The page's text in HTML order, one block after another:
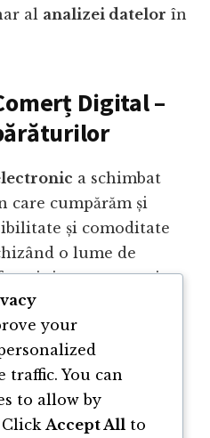
al analizei datelor în
Digital –
a schimbat
care cumpărăm și
și comoditate
o lume de
și consumatori
în e-commerce
pe client
pentru a
procesul de
your
traffic. You can
to allow by
Click Accept All to